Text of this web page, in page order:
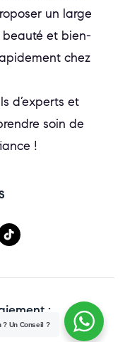
un large
et bien-
chez
d’experts et
soin de
!
:
? Un Conseil ?